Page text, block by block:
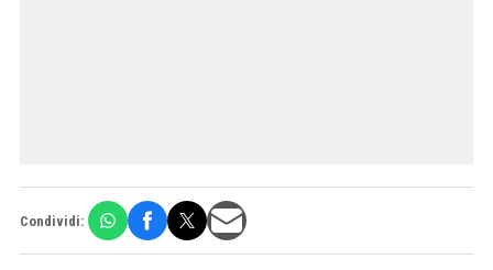
Condividi: